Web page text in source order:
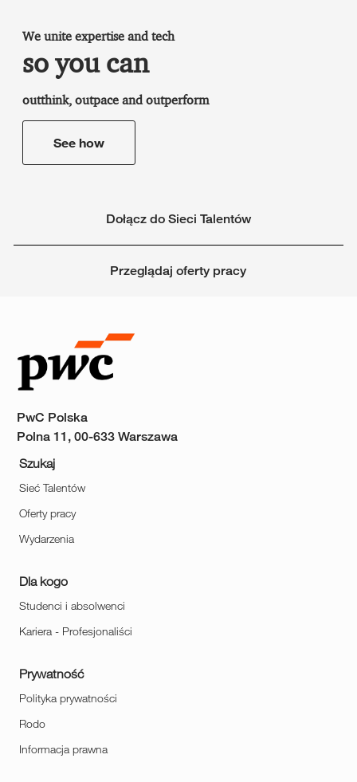
We unite expertise and tech
so you can
outthink, outpace and outperform
See how
Dołącz do Sieci Talentów
Przeglądaj oferty pracy
PwC Polska
Polna 11, 00-633 Warszawa
Szukaj
Sieć Talentów
Oferty pracy
Wydarzenia
Dla kogo
Studenci i absolwenci
Kariera - Profesjonaliści
Prywatność
Polityka prywatności
Rodo
Informacja prawna